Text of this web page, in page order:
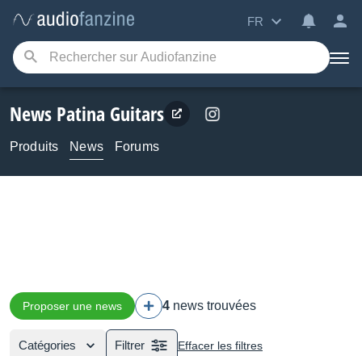
FR
News Patina Guitars
Produits News Forums
Proposer une news 4 news trouvées
Catégories Filtrer Effacer les filtres